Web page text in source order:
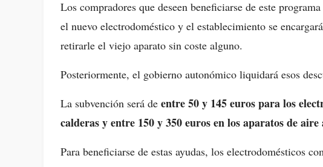
Los compradores que deseen beneficiarse de este
el nuevo electrodoméstico y el establecimiento se
retirarle el viejo aparato sin coste alguno.
Posteriormente, el gobierno autonómico liquidará esos
La subvención será de entre 50 y 145 euros para los
calderas y entre 150 y 350 euros en los aparatos de
Para beneficiarse de estas ayudas, los electrodomésticos